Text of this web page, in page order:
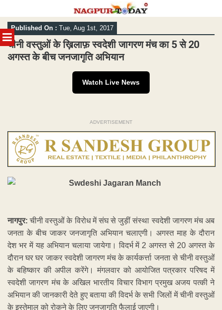
MENU
Skip
to
content
Published On : Tue, Aug 1st, 2017
चीनी वस्तुओं के ख़िलाफ़ स्वदेशी जागरण मंच का 5 से 20
अगस्त के बीच जनजागृति अभियान
Watch Live News
ADVERTISEMENT
नागपुर:चीनी वस्तुओं के विरोध में संघ से जुड़ीं संस्था स्वदेशी जागरण मंच अब
जनता के बीच जाकर जनजागृति अभियान चलाएगी। अगस्त माह के दौरान
देश भर में यह अभियान चलाया जायेगा। विदर्भ में 2 अगस्त से 20 अगस्त के
दौरान घर घर जाकर स्वदेशी जागरण मंच के कार्यकर्त्ता जनता से चीनी वस्तुओं
के बहिष्कार की अपील करेंगे। मंगलवार को आयोजित पत्रकार परिषद में
स्वदेशी जागरण मंच के अखिल भारतीय विचार विभाग प्रमुख अजय पत्की ने
अभियान की जानकारी देते हुए बताया की विदर्भ के सभी जिलों में चीनी वस्तुओं
के इस्तेमाल को रोकने के लिए जनजागृति फैलाई जाएगी।